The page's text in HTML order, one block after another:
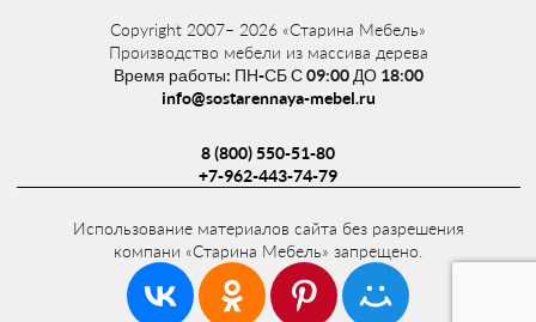
Copyright 2007– 2026 «Старина Мебель»
Производство мебели из массива дерева
Время работы: ПН-СБ С 09:00 ДО 18:00
info@sostarennaya-mebel.ru
8 (800) 550-51-80
+7-962-443-74-79
Использование материалов сайта без разрешения
компани «Старина Мебель» запрещено.